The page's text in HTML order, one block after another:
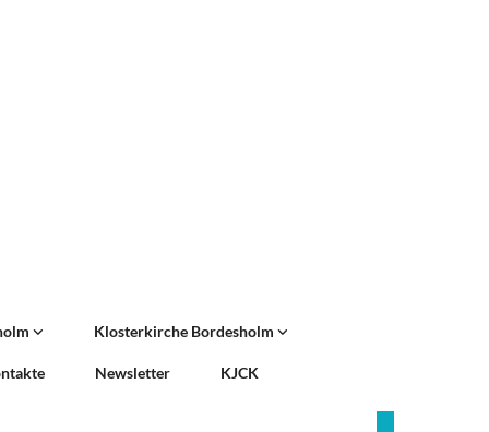
Klosterkirche Bordesholm
Newsletter KJCK